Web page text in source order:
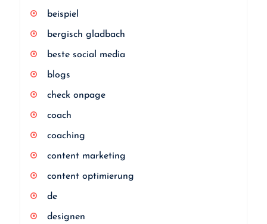
beispiel
bergisch gladbach
beste social media
blogs
check onpage
coach
coaching
content marketing
content optimierung
de
designen